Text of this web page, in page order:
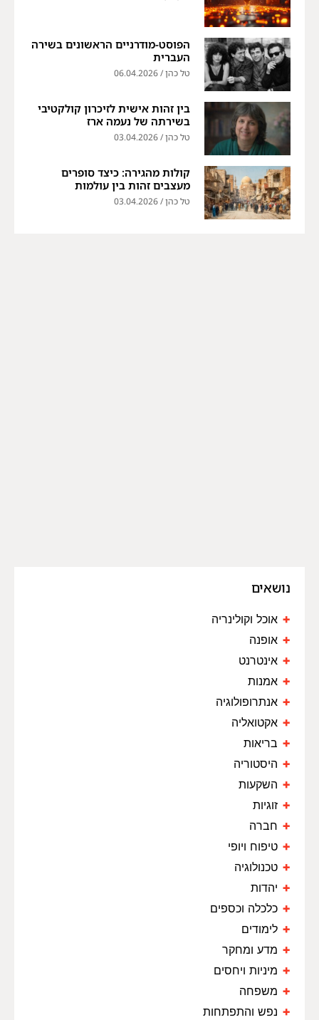
הפוסט-מודרניים הראשונים בשירה
העברית
טל כהן 06.04.2026
בין זהות אישית לזיכרון קולקטיבי
בשירתה של נעמה ארז
טל כהן 03.04.2026
קולות מהגירה: כיצד סופרים
מעצבים זהות בין עולמות
טל כהן 03.04.2026
נושאים
אוכל וקולינריה
אופנה
אינטרנט
אמנות
אנתרופולוגיה
אקטואליה
בריאות
היסטוריה
השקעות
זוגיות
חברה
טיפוח ויופי
טכנולוגיה
יהדות
כלכלה וכספים
לימודים
מדע ומחקר
מיניות ויחסים
משפחה
נפש והתפתחות